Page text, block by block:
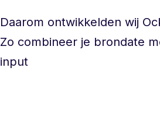
Daarom ontwikkelden wij
Zo combineer je brondate
input